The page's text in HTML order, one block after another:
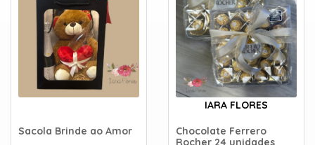
Sacola Brinde ao Amor
IARA FLORES
Chocolate Ferrero
Rocher 24 unidades